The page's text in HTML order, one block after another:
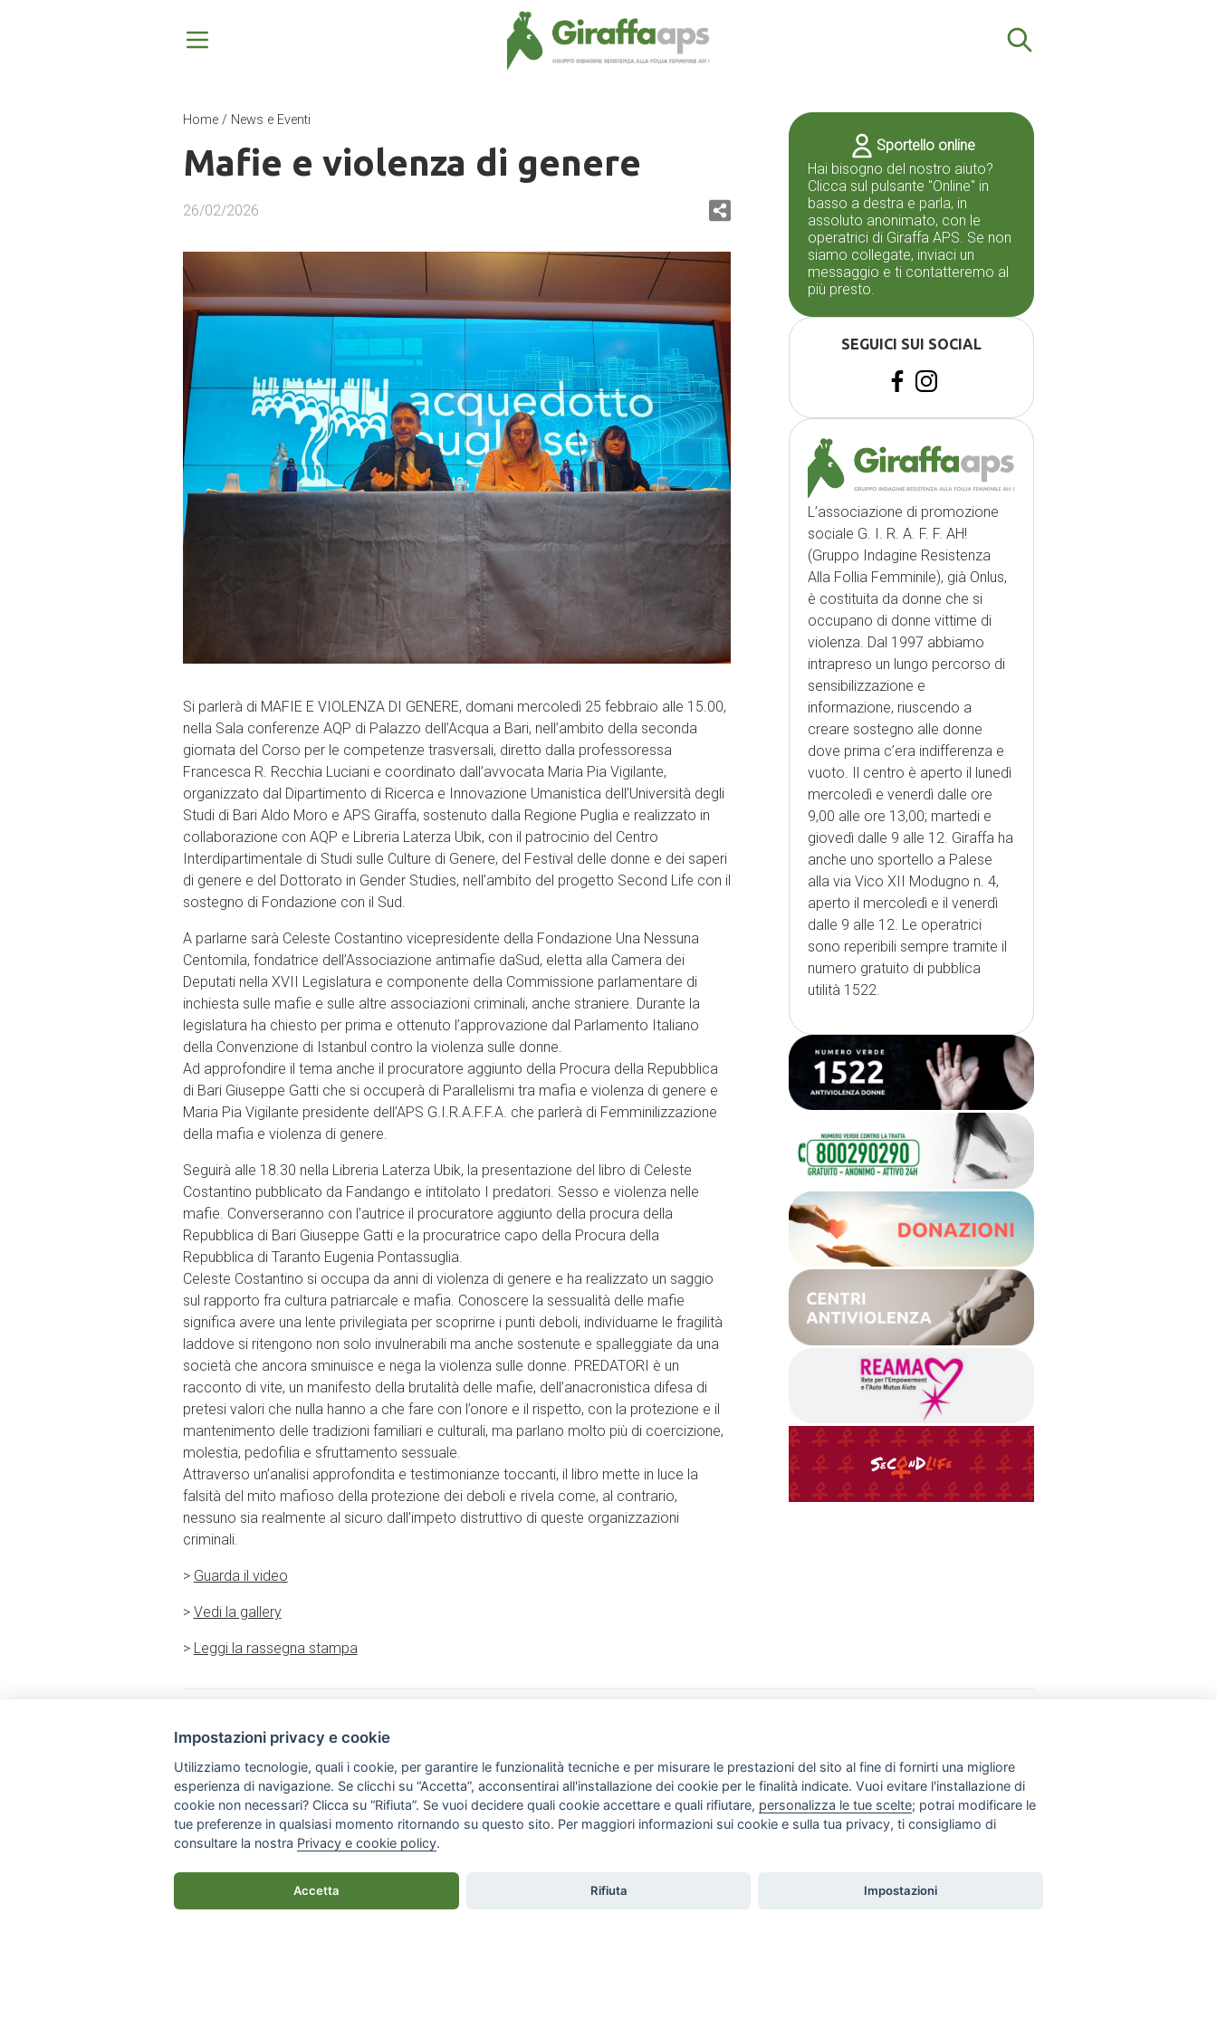
Home/ News e Eventi
Mafie e violenza di genere
26/02/2026
Si parlerà di MAFIE E VIOLENZA DI GENERE, domani mercoledì 25 febbraio alle 15.00,
nella Sala conferenze AQP di Palazzo dell’Acqua a Bari, nell’ambito della seconda
giornata del Corso per le competenze trasversali, diretto dalla professoressa
Francesca R. Recchia Luciani e coordinato dall’avvocata Maria Pia Vigilante,
organizzato dal Dipartimento di Ricerca e Innovazione Umanistica dell’Università degli
Studi di Bari Aldo Moro e APS Giraffa, sostenuto dalla Regione Puglia e realizzato in
collaborazione con AQP e Libreria Laterza Ubik, con il patrocinio del Centro
Interdipartimentale di Studi sulle Culture di Genere, del Festival delle donne e dei saperi
di genere e del Dottorato in Gender Studies, nell’ambito del progetto Second Life con il
sostegno di Fondazione con il Sud.
A parlarne sarà Celeste Costantino vicepresidente della Fondazione Una Nessuna
Centomila, fondatrice dell’Associazione antimafie daSud, eletta alla Camera dei
Deputati nella XVII Legislatura e componente della Commissione parlamentare di
inchiesta sulle mafie e sulle altre associazioni criminali, anche straniere. Durante la
legislatura ha chiesto per prima e ottenuto l’approvazione dal Parlamento Italiano
della Convenzione di Istanbul contro la violenza sulle donne.
Ad approfondire il tema anche il procuratore aggiunto della Procura della Repubblica
di Bari Giuseppe Gatti che si occuperà di Parallelismi tra mafia e violenza di genere e
Maria Pia Vigilante presidente dell’APS G.I.R.A.F.F.A. che parlerà di Femminilizzazione
della mafia e violenza di genere.
Seguirà alle 18.30 nella Libreria Laterza Ubik, la presentazione del libro di Celeste
Costantino pubblicato da Fandango e intitolato I predatori. Sesso e violenza nelle
mafie. Converseranno con l’autrice il procuratore aggiunto della procura della
Repubblica di Bari Giuseppe Gatti e la procuratrice capo della Procura della
Repubblica di Taranto Eugenia Pontassuglia.
Celeste Costantino si occupa da anni di violenza di genere e ha realizzato un saggio
sul rapporto fra cultura patriarcale e mafia. Conoscere la sessualità delle mafie
significa avere una lente privilegiata per scoprirne i punti deboli, individuarne le fragilità
laddove si ritengono non solo invulnerabili ma anche sostenute e spalleggiate da una
società che ancora sminuisce e nega la violenza sulle donne. PREDATORI è un
racconto di vite, un manifesto della brutalità delle mafie, dell’anacronistica difesa di
pretesi valori che nulla hanno a che fare con l’onore e il rispetto, con la protezione e il
mantenimento delle tradizioni familiari e culturali, ma parlano molto più di coercizione,
molestia, pedofilia e sfruttamento sessuale.
Attraverso un’analisi approfondita e testimonianze toccanti, il libro mette in luce la
falsità del mito mafioso della protezione dei deboli e rivela come, al contrario,
nessuno sia realmente al sicuro dall’impeto distruttivo di queste organizzazioni
criminali.
> Guarda il video
> Vedi la gallery
> Leggi la rassegna stampa
Sportello online
Hai bisogno del nostro aiuto?
Clicca sul pulsante "Online" in
basso a destra e parla, in
assoluto anonimato, con le
operatrici di Giraffa APS. Se non
siamo collegate, inviaci un
messaggio e ti contatteremo al
più presto.
SEGUICI SUI SOCIAL
L’associazione di promozione
sociale G. I. R. A. F. F. AH!
(Gruppo Indagine Resistenza
Alla Follia Femminile), già Onlus,
è costituita da donne che si
occupano di donne vittime di
violenza. Dal 1997 abbiamo
intrapreso un lungo percorso di
sensibilizzazione e
informazione, riuscendo a
creare sostegno alle donne
dove prima c’era indifferenza e
vuoto. Il centro è aperto il lunedì
mercoledì e venerdì dalle ore
9,00 alle ore 13,00; martedi e
giovedì dalle 9 alle 12. Giraffa ha
anche uno sportello a Palese
alla via Vico XII Modugno n. 4,
aperto il mercoledì e il venerdì
dalle 9 alle 12. Le operatrici
sono reperibili sempre tramite il
numero gratuito di pubblica
utilità 1522.
Via Napoli, 308 - 70123 Bari
+39 080 57 41 461
info@apsgiraffa.it
Report annuale
Staff
Rassegna stampa
Gallery
Link
Contatti
Impostazioni privacy e cookie
Impostazioni privacy e cookie
Utilizziamo tecnologie, quali i cookie, per garantire le funzionalità tecniche e per misurare le prestazioni del sito al fine di fornirti una migliore
esperienza di navigazione. Se clicchi su “Accetta”, acconsentirai all'installazione dei cookie per le finalità indicate. Vuoi evitare l'installazione di
cookie non necessari? Clicca su “Rifiuta”. Se vuoi decidere quali cookie accettare e quali rifiutare, personalizza le tue scelte; potrai modificare le
tue preferenze in qualsiasi momento ritornando su questo sito. Per maggiori informazioni sui cookie e sulla tua privacy, ti consigliamo di
consultare la nostra Privacy e cookie policy.
Accetta Rifiuta Impostazioni